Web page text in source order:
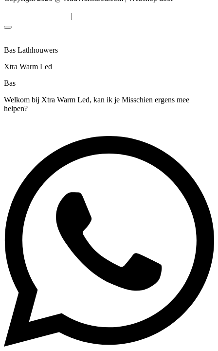
|
Bas Lathhouwers
Xtra Warm Led
Bas
Welkom bij Xtra Warm Led, kan ik je Misschien ergens mee
helpen?